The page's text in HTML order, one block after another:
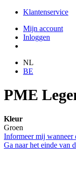
Klantenservice
Mijn account
Inloggen
NL
BE
PME
Kleur
Groen
Informeer mij wanneer
Ga naar het einde van